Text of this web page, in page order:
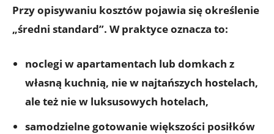
Przy opisywaniu kosztów pojawia się określenie
„średni standard”. W praktyce oznacza to:
noclegi wapartamentach lub domkach z
własną kuchnią, nie w najtańszych hostelach,
ale też nie w luksusowych hotelach,
samodzielne gotowaniewiększości posiłków